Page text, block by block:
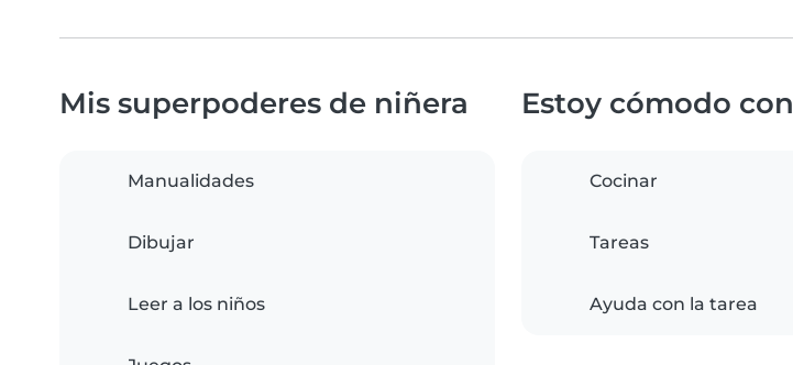
Mis superpoderes de niñera
Manualidades
Dibujar
Leer a los niños
Estoy cómodo con
Cocinar
Tareas
Ayuda con la tarea